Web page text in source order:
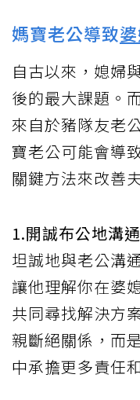
媽寶老公導致
自古以來，媳婦
後的最大課題。
來自於豬隊友老
寶老公可能會導
關鍵方法來改善
1.開誠布公地溝通
坦誠地與老公溝
讓他理解你在婆
共同尋找解決方
親斷絕關係，而
中承擔更多責任